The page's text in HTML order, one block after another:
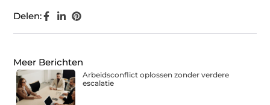
Delen:
Meer Berichten
Arbeidsconflict oplossen zonder verdere
escalatie